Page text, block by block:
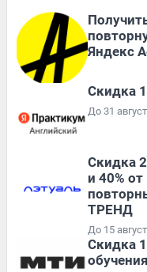
Яндекс
Скидка
До 31
Скидка
и 40%
ТРЕНД
До 15
Скидка
обучения